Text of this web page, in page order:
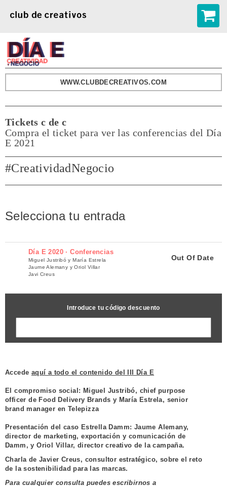
Toggle
navigation
WWW.CLUBDECREATIVOS.COM
Tickets c de c
Compra el ticket para ver las conferencias del Día
E 2021
#CreatividadNegocio
Selecciona tu entrada
Día E 2020 · Conferencias
Miguel Justribó y María Estrela
Jaume Alemany y Oriol Villar
Javi Creus
Out Of Date
Introduce tu código descuento
Accede aquí a todo el contenido del III Día E
El compromiso social: Miguel Justribó, chief purpose
officer de Food Delivery Brands y María Estrela, senior
brand manager en Telepizza
Presentación del caso Estrella Damm: Jaume Alemany,
director de marketing, exportación y comunicación de
Damm, yOriol Villar, director creativo de la campaña.
Charla deJavier Creus, consultor estratégico, sobre el reto
de la sostenibilidad para las marcas.
Para cualquier consulta puedes escribirnos a